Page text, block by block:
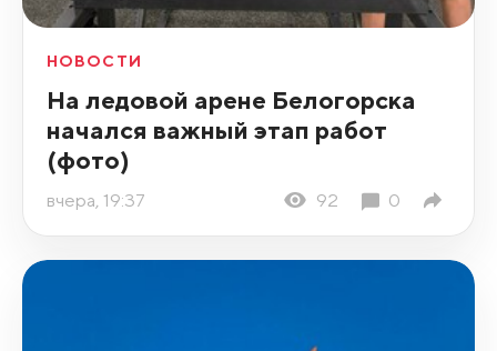
НОВОСТИ
На ледовой арене Белогорска
начался важный этап работ
(фото)
вчера, 19:37 92 0